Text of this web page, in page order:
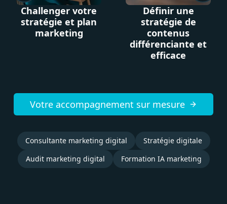
votre
et plan
marketing
Définir une
stratégie de
contenus
différenciante et
efficace
Votre accompagnement sur mesure
Consultante marketing digital
Stratégie digitale
Audit marketing digital
Formation IA marketing